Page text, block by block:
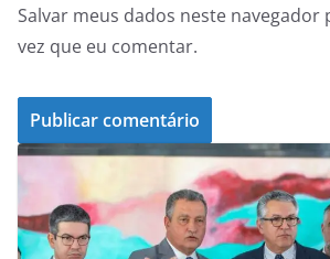
Salvar meus dados neste navegador
vez que eu comentar.